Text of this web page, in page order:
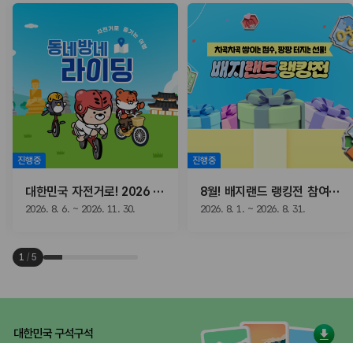
진행중
대한민국 자전거로! 2026 동네방네 라이딩
2026. 8. 6. ~ 2026. 11. 30.
진행중
8월! 배지랜드 랭킹전 참여하고, 선물받자!
2026. 8. 1. ~ 2026. 8. 31.
1 / 5